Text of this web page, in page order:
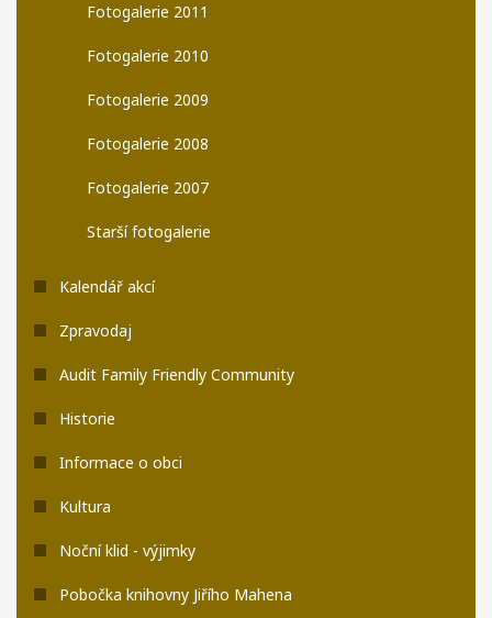
Fotogalerie 2011
Fotogalerie 2010
Fotogalerie 2009
Fotogalerie 2008
Fotogalerie 2007
Starší fotogalerie
Kalendář akcí
Zpravodaj
Audit Family Friendly Community
Historie
Informace o obci
Kultura
Noční klid - výjimky
Pobočka knihovny Jiřího Mahena